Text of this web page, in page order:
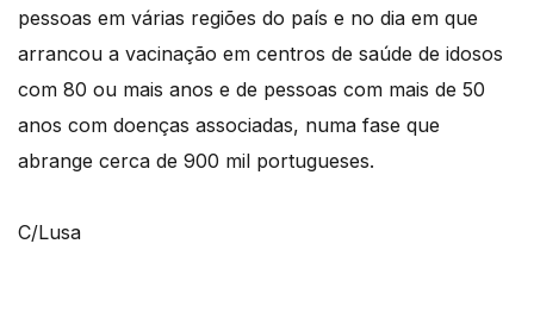
pessoas em várias regiões do país e no dia em que
arrancou a vacinação em centros de saúde de idosos
com 80 ou mais anos e de pessoas com mais de 50
anos com doenças associadas, numa fase que
abrange cerca de 900 mil portugueses.
C/Lusa